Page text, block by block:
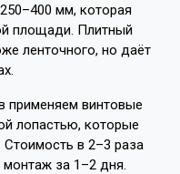
мм, которая
площади. Плитный
ленточного, но даёт
применяем винтовые
лопастью, которые
Стоимость в 2–3 раза
за 1–2 дня.